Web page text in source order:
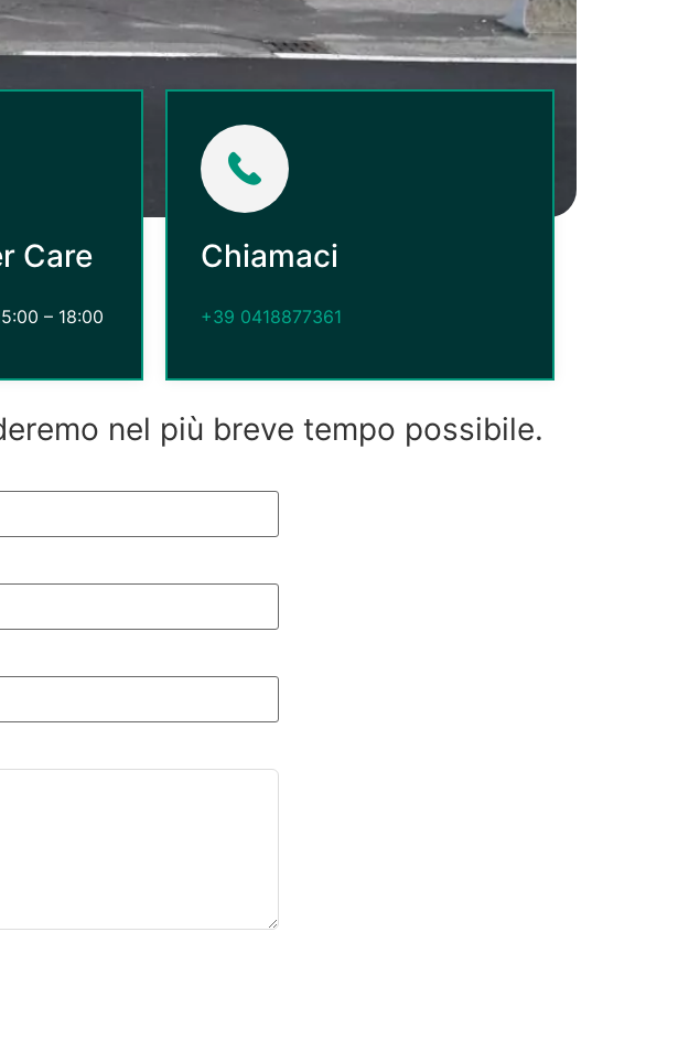
Care
– 18:00
Chiamaci
+39 0418877361
nel più breve tempo possibile.